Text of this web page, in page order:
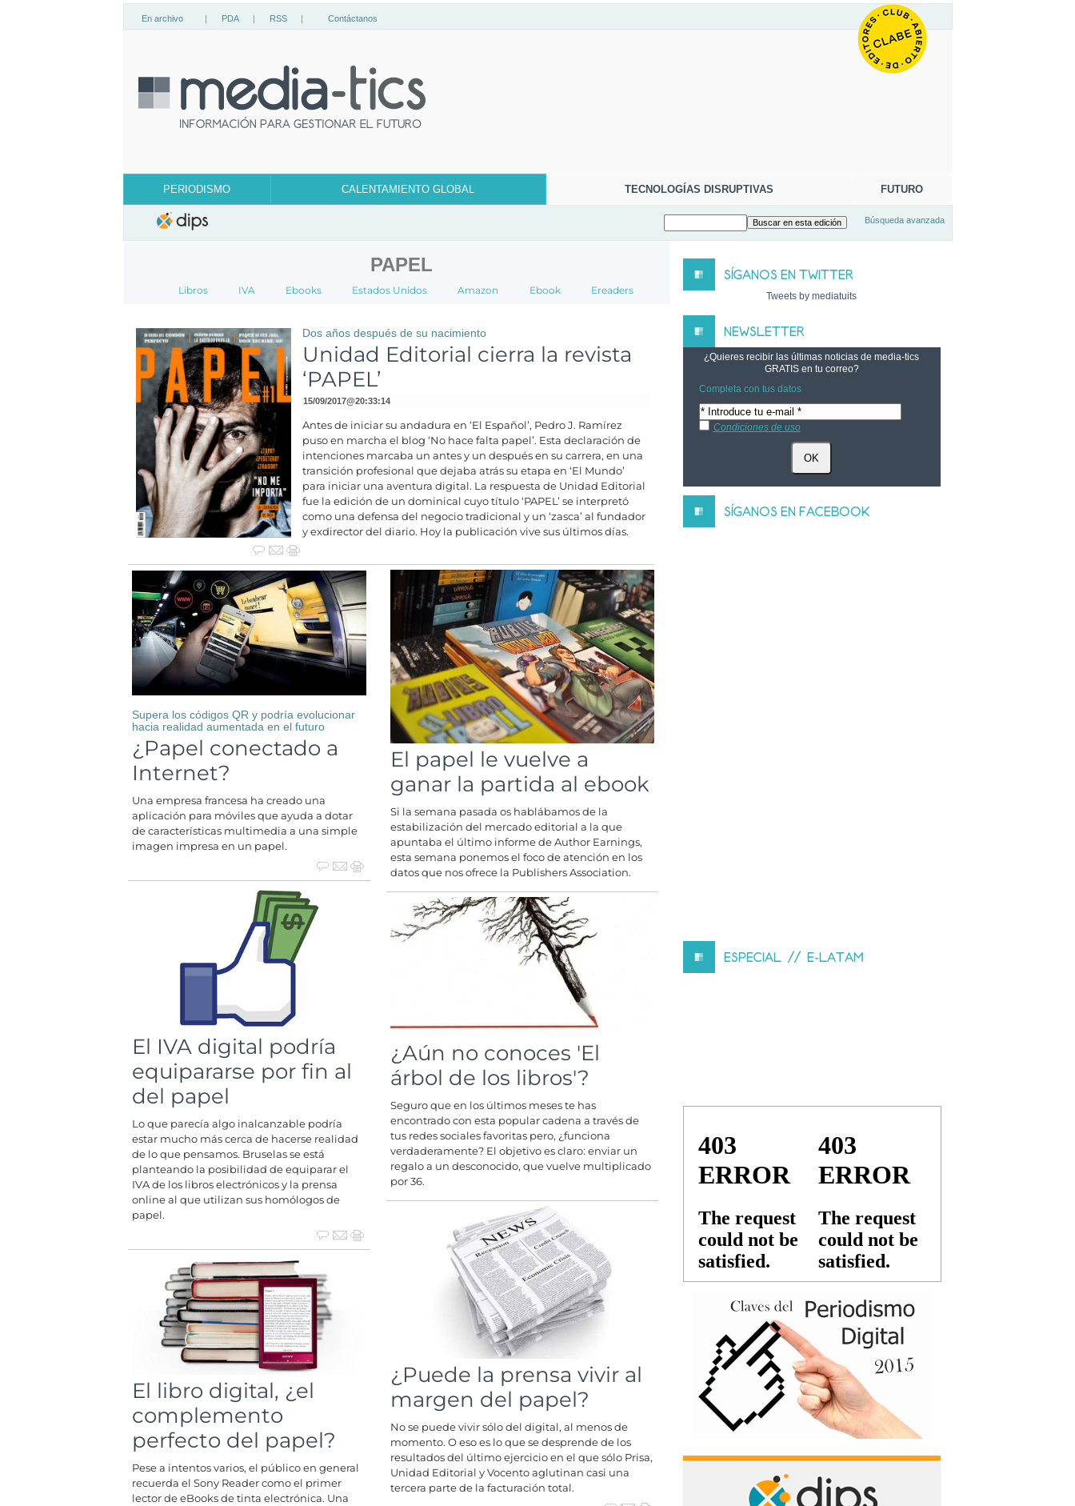
En archivo | PDA | RSS | Contáctanos
PERIODISMO CALENTAMIENTO GLOBAL TECNOLOGÍAS DISRUPTIVAS FUTURO
Búsqueda avanzada
PAPEL
Libros IVA Ebooks Estados Unidos Amazon Ebook Ereaders
Dos años después de su nacimiento
Unidad Editorial cierra la revista
‘PAPEL’
15/09/2017@20:33:14
Antes de iniciar su andadura en ‘El Español’, Pedro J. Ramírez
puso en marcha el blog ‘No hace falta papel’. Esta declaración de
intenciones marcaba un antes y un después en su carrera, en una
transición profesional que dejaba atrás su etapa en ‘El Mundo’
para iniciar una aventura digital. La respuesta de Unidad Editorial
fue la edición de un dominical cuyo título ‘PAPEL’ se interpretó
como una defensa del negocio tradicional y un ‘zasca’ al fundador
y exdirector del diario. Hoy la publicación vive sus últimos días.
Supera los códigos QR y podría evolucionar
hacia realidad aumentada en el futuro
¿Papel conectado a
Internet?
Una empresa francesa ha creado una
aplicación para móviles que ayuda a dotar
de características multimedia a una simple
imagen impresa en un papel.
El IVA digital podría
equipararse por fin al
del papel
Lo que parecía algo inalcanzable podría
estar mucho más cerca de hacerse realidad
de lo que pensamos. Bruselas se está
planteando la posibilidad de equiparar el
IVA de los libros electrónicos y la prensa
online al que utilizan sus homólogos de
papel.
El libro digital, ¿el
complemento
perfecto del papel?
Pese a intentos varios, el público en general
recuerda el Sony Reader como el primer
lector de eBooks de tinta electrónica. Una
El papel le vuelve a
ganar la partida al ebook
Si la semana pasada os hablábamos de la
estabilización del mercado editorial a la que
apuntaba el último informe de Author Earnings,
esta semana ponemos el foco de atención en los
datos que nos ofrece la Publishers Association.
¿Aún no conoces 'El
árbol de los libros'?
Seguro que en los últimos meses te has
encontrado con esta popular cadena a través de
tus redes sociales favoritas pero, ¿funciona
verdaderamente? El objetivo es claro: enviar un
regalo a un desconocido, que vuelve multiplicado
por 36.
¿Puede la prensa vivir al
margen del papel?
No se puede vivir sólo del digital, al menos de
momento. O eso es lo que se desprende de los
resultados del último ejercicio en el que sólo Prisa,
Unidad Editorial y Vocento aglutinan casi una
tercera parte de la facturación total.
Tweets by mediatuits
¿Quieres recibir las últimas noticias de media-tics
GRATISen tu correo?
Completa con tus datos
Condiciones de uso